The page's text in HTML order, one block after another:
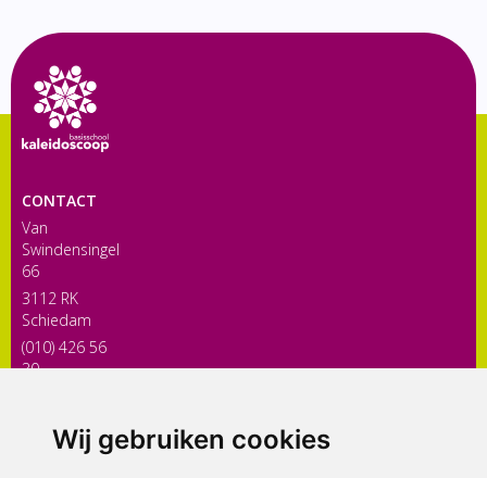
Wij gebruiken cookies
CONTACT
Van
Swindensingel
66
3112 RK
Schiedam
(010) 426 56
30
ONDERDEEL VAN